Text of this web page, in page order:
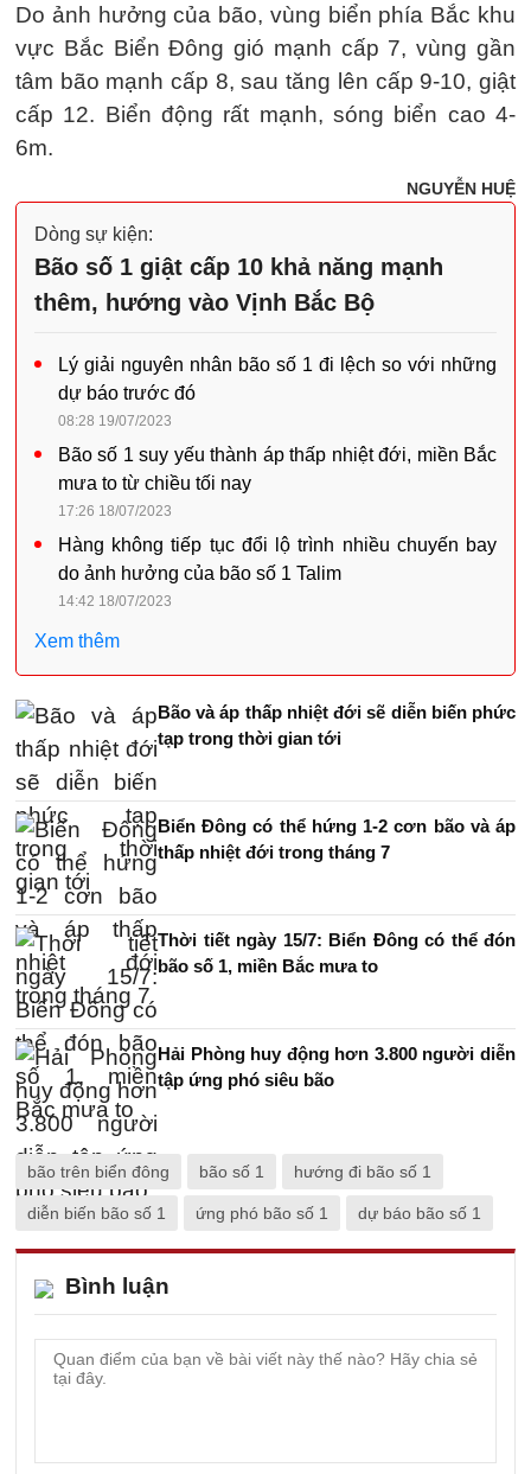
Do ảnh hưởng của bão, vùng biển phía Bắc khu
vực Bắc Biển Đông gió mạnh cấp 7, vùng gần
tâm bão mạnh cấp 8, sau tăng lên cấp 9-10, giật
cấp 12. Biển động rất mạnh, sóng biển cao 4-
6m.
NGUYỄN HUỆ
Dòng sự kiện:
Bão số 1 giật cấp 10 khả năng mạnh
thêm, hướng vào Vịnh Bắc Bộ
Lý giải nguyên nhân bão số 1 đi lệch so với những
dự báo trước đó
08:28 19/07/2023
Bão số 1 suy yếu thành áp thấp nhiệt đới, miền Bắc
mưa to từ chiều tối nay
17:26 18/07/2023
Hàng không tiếp tục đổi lộ trình nhiều chuyến bay
do ảnh hưởng của bão số 1 Talim
14:42 18/07/2023
Xem thêm
Bão và áp thấp nhiệt đới sẽ diễn biến phức
tạp trong thời gian tới
Biển Đông có thể hứng 1-2 cơn bão và áp
thấp nhiệt đới trong tháng 7
Thời tiết ngày 15/7: Biển Đông có thể đón
bão số 1, miền Bắc mưa to
Hải Phòng huy động hơn 3.800 người diễn
tập ứng phó siêu bão
bão trên biển đông bão số 1 hướng đi bão số 1
diễn biến bão số 1 ứng phó bão số 1 dự báo bão số 1
Bình luận